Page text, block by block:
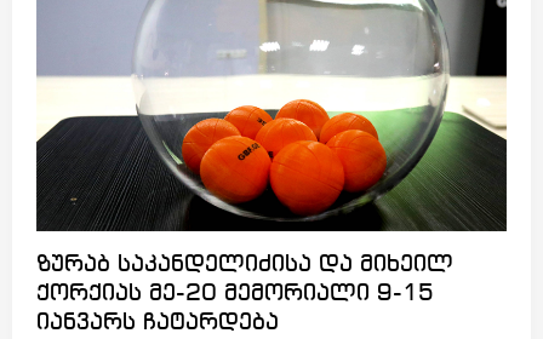
ზურაბ საკანდელიძისა და მიხეილ
ქორქიას მე-20 მემორიალი 9-15
იანვარს ჩატარდება